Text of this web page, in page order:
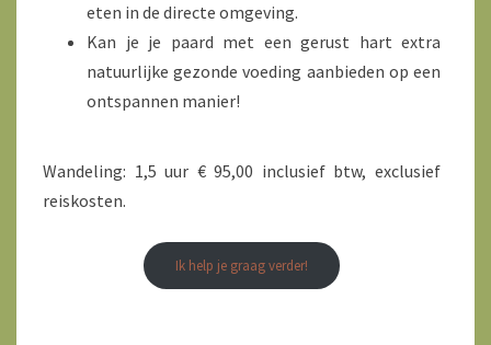
eten in de directe omgeving.
Kan je je paard met een gerust hart extra
natuurlijke gezonde voeding aanbieden op een
ontspannen manier!
Wandeling: 1,5 uur € 95,00 inclusief btw, exclusief
reiskosten.
Ik help je graag verder!